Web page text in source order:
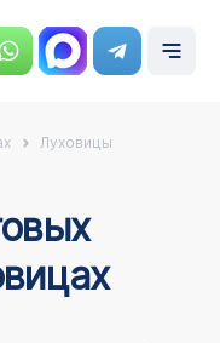
Луховицы